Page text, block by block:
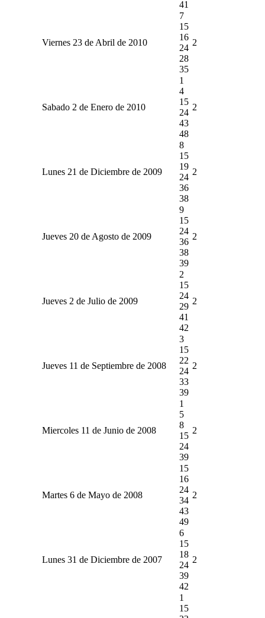
41
Viernes 23 de Abril de 2010
7
15
16
24
28
35
2
Sabado 2 de Enero de 2010
1
4
15
24
43
48
2
Lunes 21 de Diciembre de 2009
8
15
19
24
36
38
2
Jueves 20 de Agosto de 2009
9
15
24
36
38
39
2
Jueves 2 de Julio de 2009
2
15
24
29
41
42
2
Jueves 11 de Septiembre de 2008
3
15
22
24
33
39
2
Miercoles 11 de Junio de 2008
1
5
8
15
24
39
2
Martes 6 de Mayo de 2008
15
16
24
34
43
49
2
Lunes 31 de Diciembre de 2007
6
15
18
24
39
42
2
1
15